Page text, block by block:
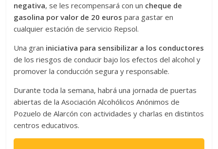
negativa, se les recompensará con un cheque de
gasolina por valor de 20 euros para gastar en
cualquier estación de servicio Repsol.
Una gran iniciativa para sensibilizar a los conductores
de los riesgos de conducir bajo los efectos del alcohol y
promover la conducción segura y responsable.
Durante toda la semana, habrá una jornada de puertas
abiertas de la Asociación Alcohólicos Anónimos de
Pozuelo de Alarcón con actividades y charlas en distintos
centros educativos.